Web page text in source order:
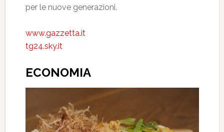
per le nuove generazioni.
www.gazzetta.it
tg24.sky.it
ECONOMIA